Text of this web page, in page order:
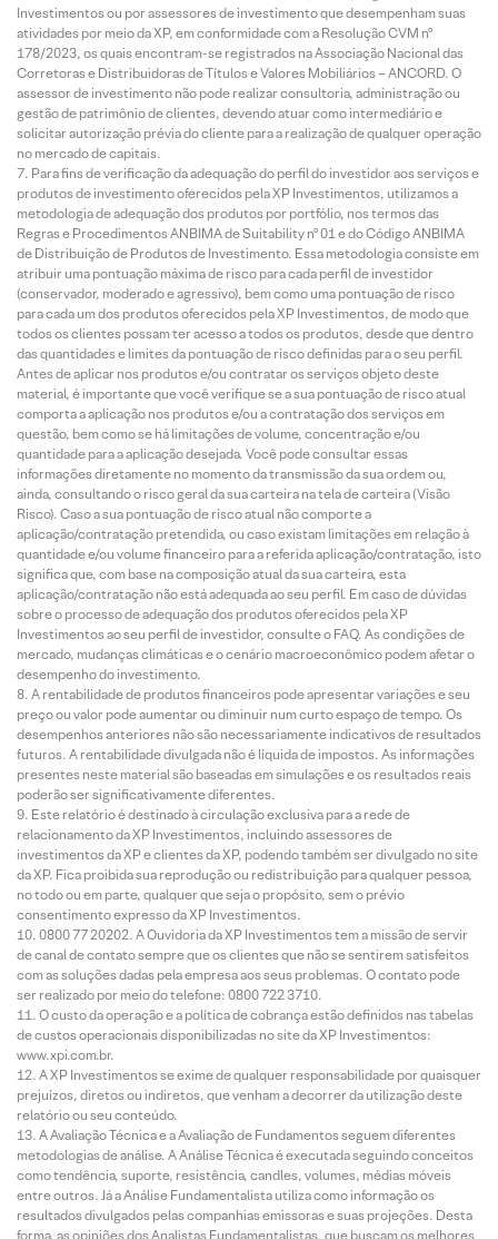
Investimentos ou por assessores de investimento que desempenham suas
atividades por meio da XP, em conformidade com a Resolução CVM nº
178/2023, os quais encontram-se registrados na Associação Nacional das
Corretoras e Distribuidoras de Títulos e Valores Mobiliários – ANCORD. O
assessor de investimento não pode realizar consultoria, administração ou
gestão de patrimônio de clientes, devendo atuar como intermediário e
solicitar autorização prévia do cliente para a realização de qualquer operação
no mercado de capitais.
Para fins de verificação da adequação do perfil do investidor aos serviços e
produtos de investimento oferecidos pela XP Investimentos, utilizamos a
metodologia de adequação dos produtos por portfólio, nos termos das
Regras e Procedimentos ANBIMA de Suitability nº 01 e do Código ANBIMA
de Distribuição de Produtos de Investimento. Essa metodologia consiste em
atribuir uma pontuação máxima de risco para cada perfil de investidor
(conservador, moderado e agressivo), bem como uma pontuação de risco
para cada um dos produtos oferecidos pela XP Investimentos, de modo que
todos os clientes possam ter acesso a todos os produtos, desde que dentro
das quantidades e limites da pontuação de risco definidas para o seu perfil.
Antes de aplicar nos produtos e/ou contratar os serviços objeto deste
material, é importante que você verifique se a sua pontuação de risco atual
comporta a aplicação nos produtos e/ou a contratação dos serviços em
questão, bem como se há limitações de volume, concentração e/ou
quantidade para a aplicação desejada. Você pode consultar essas
informações diretamente no momento da transmissão da sua ordem ou,
ainda, consultando o risco geral da sua carteira na tela de carteira (Visão
Risco). Caso a sua pontuação de risco atual não comporte a
aplicação/contratação pretendida, ou caso existam limitações em relação à
quantidade e/ou volume financeiro para a referida aplicação/contratação, isto
significa que, com base na composição atual da sua carteira, esta
aplicação/contratação não está adequada ao seu perfil. Em caso de dúvidas
sobre o processo de adequação dos produtos oferecidos pela XP
Investimentos ao seu perfil de investidor, consulte o FAQ. As condições de
mercado, mudanças climáticas e o cenário macroeconômico podem afetar o
desempenho do investimento.
A rentabilidade de produtos financeiros pode apresentar variações e seu
preço ou valor pode aumentar ou diminuir num curto espaço de tempo. Os
desempenhos anteriores não são necessariamente indicativos de resultados
futuros. A rentabilidade divulgada não é líquida de impostos. As informações
presentes neste material são baseadas em simulações e os resultados reais
poderão ser significativamente diferentes.
Este relatório é destinado à circulação exclusiva para a rede de
relacionamento da XP Investimentos, incluindo assessores de
investimentos da XP e clientes da XP, podendo também ser divulgado no site
da XP. Fica proibida sua reprodução ou redistribuição para qualquer pessoa,
no todo ou em parte, qualquer que seja o propósito, sem o prévio
consentimento expresso da XP Investimentos.
0800 77 20202. A Ouvidoria da XP Investimentos tem a missão de servir
de canal de contato sempre que os clientes que não se sentirem satisfeitos
com as soluções dadas pela empresa aos seus problemas. O contato pode
ser realizado por meio do telefone: 0800 722 3710.
O custo da operação e a política de cobrança estão definidos nas tabelas
de custos operacionais disponibilizadas no site da XP Investimentos:
www.xpi.com.br.
A XP Investimentos se exime de qualquer responsabilidade por quaisquer
prejuízos, diretos ou indiretos, que venham a decorrer da utilização deste
relatório ou seu conteúdo.
A Avaliação Técnica e a Avaliação de Fundamentos seguem diferentes
metodologias de análise. A Análise Técnica é executada seguindo conceitos
como tendência, suporte, resistência, candles, volumes, médias móveis
entre outros. Já a Análise Fundamentalista utiliza como informação os
resultados divulgados pelas companhias emissoras e suas projeções. Desta
forma, as opiniões dos Analistas Fundamentalistas, que buscam os melhores